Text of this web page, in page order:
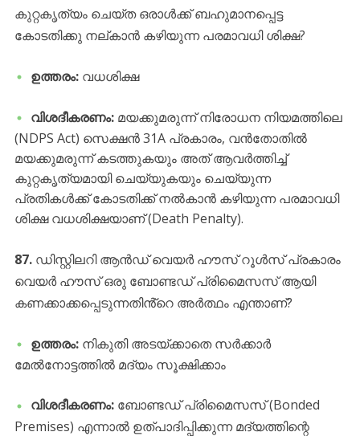
കുറ്റകൃത്യം ചെയ്ത ഒരാൾക്ക് ബഹുമാനപ്പെട്ട
കോടതിക്കു നല്കാൻ കഴിയുന്ന പരമാവധി ശിക്ഷ?
ഉത്തരം:വധശിക്ഷ
വിശദീകരണം:മയക്കുമരുന്ന് നിരോധന നിയമത്തിലെ
(NDPS Act) സെക്ഷൻ 31A പ്രകാരം, വൻതോതിൽ
മയക്കുമരുന്ന് കടത്തുകയും അത് ആവർത്തിച്ച്
കുറ്റകൃത്യമായി ചെയ്യുകയും ചെയ്യുന്ന
പ്രതികൾക്ക് കോടതിക്ക് നൽകാൻ കഴിയുന്ന പരമാവധി
ശിക്ഷ വധശിക്ഷയാണ് (Death Penalty).
87.ഡിസ്റ്റിലറി ആൻഡ് വെയർ ഹൗസ് റൂൾസ് പ്രകാരം
വെയർ ഹൗസ് ഒരു ബോണ്ടഡ് പ്രിമൈസസ് ആയി
കണക്കാക്കപ്പെടുന്നതിൻ്റെ അർത്ഥം എന്താണ്?
ഉത്തരം:നികുതി അടയ്ക്കാതെ സർക്കാർ
മേൽനോട്ടത്തിൽ മദ്യം സൂക്ഷിക്കാം
വിശദീകരണം:ബോണ്ടഡ് പ്രിമൈസസ് (Bonded
Premises) എന്നാൽ ഉത്പാദിപ്പിക്കുന്ന മദ്യത്തിന്റെ